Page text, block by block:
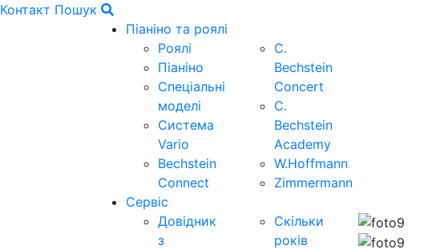
Контакт Пошук
Піаніно та роялі
Роялі
Піаніно
Спеціальні
моделі
Система
Vario
Bechstein
Connect
C.
Bechstein
Concert
C.
Bechstein
Academy
W.Hoffmann
Zimmermann
Сервіс
Довідник
з
Скільки
років